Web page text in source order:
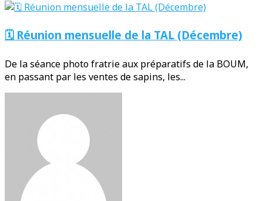
🗓️ Réunion mensuelle de la TAL (Décembre)
De la séance photo fratrie aux préparatifs de la BOUM,
en passant par les ventes de sapins, les...